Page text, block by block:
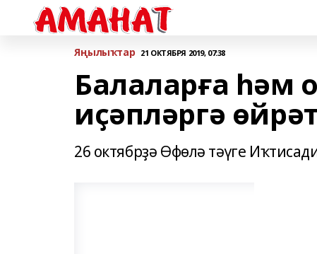
Яңылыҡтар 21 ОКТЯБРЯ 2019, 07:38
Балаларға һәм
иҫәпләргә
26 октябрҙә Өфөлә тәүге